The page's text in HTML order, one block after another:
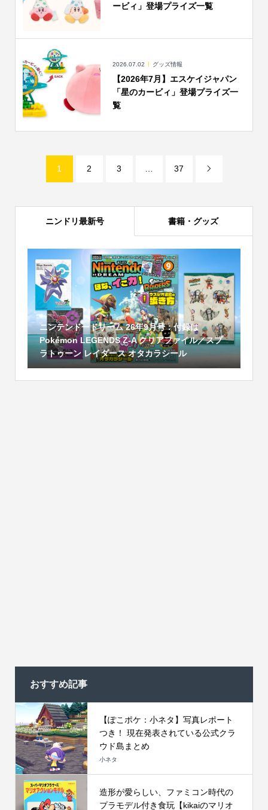
ービィ」登場プライズ一覧
2026.07.02 グッズ情報
【2026年7月】エスケイジャパン
「星のカービィ」登場プライズ一
覧
1 2 3 37 
ニンドリ最新号 書籍・グッズ
ニンテンドードリーム 26年9月号：付録は
Pokémon LEGENDS Z-A クリアファイル／スプ
ラトゥーン レイダース オタカラシール
おすすめ記事
【ぽこポケ：小ネタ】写真レポート
つき！ 現在発表されている公式クラ
ウド島まとめ
小ネタ
造形が愛らしい、ファミコン時代の
プラモデル付き食玩【kikaiのマリオ